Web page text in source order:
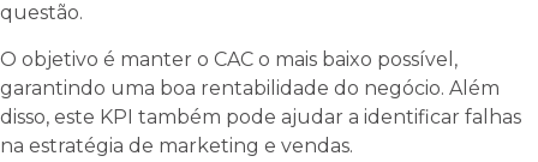
questão.
O objetivo é manter o CAC o mais baixo possível,
garantindo uma boa rentabilidade do negócio. Além
disso, este KPI também pode ajudar a identificar falhas
na estratégia de marketing e vendas.